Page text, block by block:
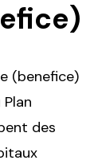
(benefice)
des